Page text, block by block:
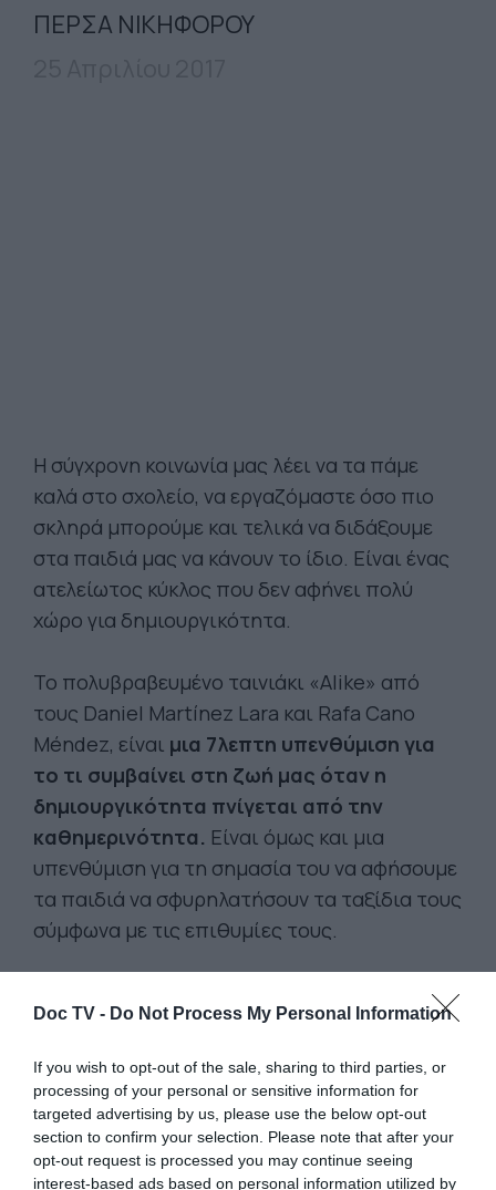
Doc TV - Do Not Process My Personal Information
If you wish to opt-out of the sale, sharing to third parties, or
processing of your personal or sensitive information for
targeted advertising by us, please use the below opt-out
section to confirm your selection. Please note that after your
opt-out request is processed you may continue seeing
interest-based ads based on personal information utilized by
ΠΕΡΣΑ ΝΙΚΗΦΟΡΟΥ
Η σύγχρονη κοινωνία μας λέει να τα πάμε
καλά στο σχολείο, να εργαζόμαστε όσο πιο
σκληρά μπορούμε και τελικά να διδάξουμε
στα παιδιά μας να κάνουν το ίδιο. Είναι ένας
ατελείωτος κύκλος που δεν αφήνει πολύ
χώρο για δημιουργικότητα.
Το πολυβραβευμένο ταινιάκι «Alike» από
τους Daniel Martínez Lara και Rafa Cano
Méndez, είναι μια 7λεπτη υπενθύμιση για
το τι συμβαίνει στη ζωή μας όταν η
δημιουργικότητα πνίγεται από την
καθημερινότητα. Είναι όμως και μια
υπενθύμιση για τη σημασία του να αφήσουμε
τα παιδιά να σφυρηλατήσουν τα ταξίδια τους
σύμφωνα με τις επιθυμίες τους.